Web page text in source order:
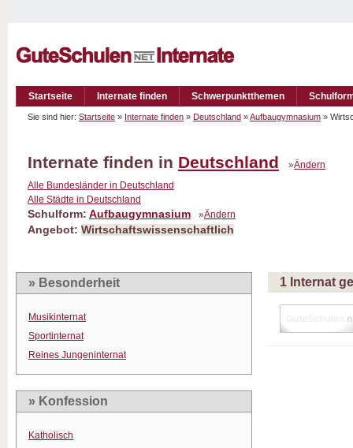
Startseite Internate finden Schwerpunktthemen
Sie sind hier: Startseite » Internate finden » Deutschland »Aufbaugymnasium »
Internate finden in Deutschland »Ändern
Alle Bundesländer in Deutschland
Alle Städte in Deutschland
Schulform: Aufbaugymnasium »Ändern
Angebot: Wirtschaftswissenschaftlich
» Besonderheit
Musikinternat
Sportinternat
Reines Jungeninternat
» Konfession
Katholisch
1 Internat